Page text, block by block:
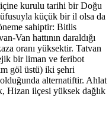
kurulu tarihi bir Doğu
küçük bir il olsa da
sahiptir: Bitlis
Van hattının daraldığı
oranı yüksektir. Tatvan
bir liman ve feribot
göl üstü) iki şehri
alternatiftir. Ahlat
Hizan ilçesi yüksek dağlık